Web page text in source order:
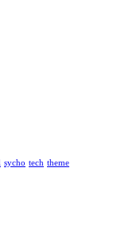
sycho tech theme